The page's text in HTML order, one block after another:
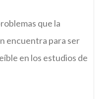
que la
encuentra para ser
en los estudios de